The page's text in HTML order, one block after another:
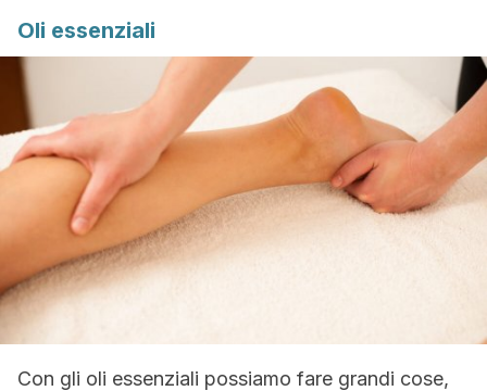
Oli essenziali
Con gli oli essenziali possiamo fare grandi cose,